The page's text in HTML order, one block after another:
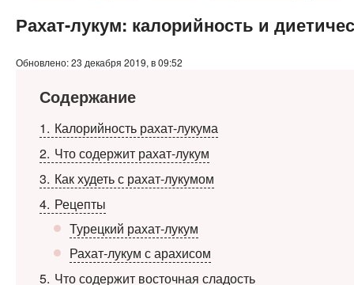
Рахат-лукум: калорийность и
Обновлено: 23 декабря 2019, в 09:52
Содержание
1
Калорийность рахат-лукума
2 Что содержит рахат-лукум
3 Как худеть с рахат-лукумом
4 Рецепты
Турецкий рахат-лукум
Рахат-лукум с арахисом
5 Что содержит восточная сладость